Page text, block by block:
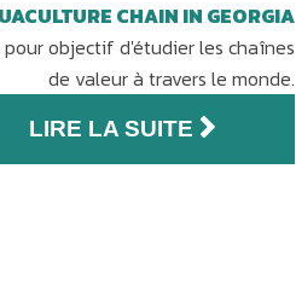
CHAIN IN GEORGIA
objectif d'étudier les chaînes
de valeur à travers le monde.
LIRE LA SUITE